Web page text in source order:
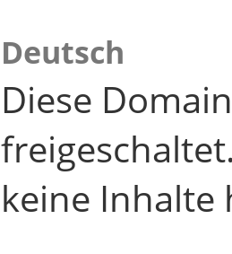
Deutsch
Diese
keine Inhalte